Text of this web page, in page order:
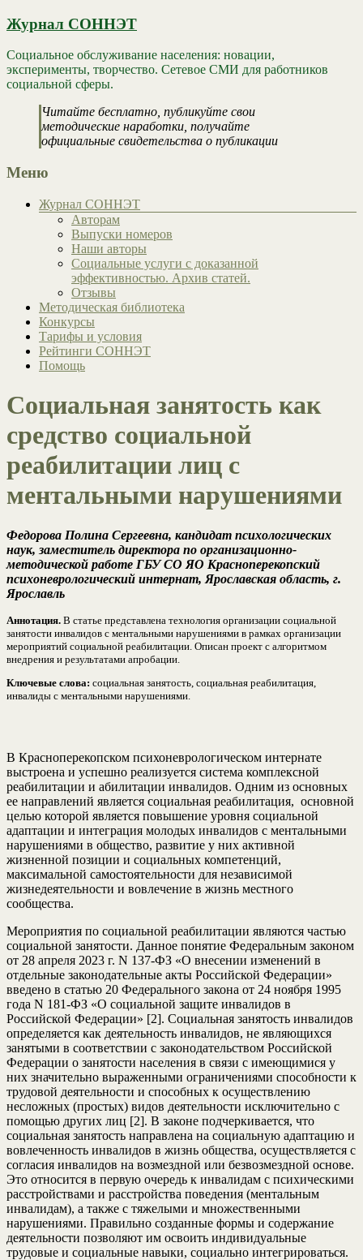
Журнал СОННЭТ
Социальное обслуживание населения: новации,
эксперименты, творчество. Сетевое СМИ для работников
социальной сферы.
Читайте бесплатно, публикуйте свои
методические наработки, получайте
официальные свидетельства о публикации
Меню
Журнал СОННЭТ
Авторам
Выпуски номеров
Наши авторы
Социальные услуги с доказанной
эффективностью. Архив статей.
Отзывы
Методическая библиотека
Конкурсы
Тарифы и условия
Рейтинги СОННЭТ
Помощь
Социальная занятость как
средство социальной
реабилитации лиц с
ментальными нарушениями
Федорова Полина Сергеевна, кандидат психологических
наук, заместитель директора по организационно-
методической работе ГБУ СО ЯО Красноперекопский
психоневрологический интернат, Ярославская область, г.
Ярославль
Аннотация. В статье представлена технология организации социальной
занятости инвалидов с ментальными нарушениями в рамках организации
мероприятий социальной реабилитации. Описан проект с алгоритмом
внедрения и результатами апробации.
Ключевые слова: социальная занятость, социальная реабилитация,
инвалиды с ментальными нарушениями.
В Красноперекопском психоневрологическом интернате
выстроена и успешно реализуется система комплексной
реабилитации и абилитации инвалидов. Одним из основных
ее направлений является социальная реабилитация, основной
целью которой является повышение уровня социальной
адаптации и интеграция молодых инвалидов с ментальными
нарушениями в общество, развитие у них активной
жизненной позиции и социальных компетенций,
максимальной самостоятельности для независимой
жизнедеятельности и вовлечение в жизнь местного
сообщества.
Мероприятия по социальной реабилитации являются частью
социальной занятости. Данное понятие Федеральным законом
от 28 апреля 2023 г. N 137-ФЗ «О внесении изменений в
отдельные законодательные акты Российской Федерации»
введено в статью 20 Федерального закона от 24 ноября 1995
года N 181-ФЗ «О социальной защите инвалидов в
Российской Федерации» [2]. Cоциальная занятость инвалидов
определяется как деятельность инвалидов, не являющихся
занятыми в соответствии с законодательством Российской
Федерации о занятости населения в связи с имеющимися у
них значительно выраженными ограничениями способности к
трудовой деятельности и способных к осуществлению
несложных (простых) видов деятельности исключительно с
помощью других лиц [2]. В законе подчеркивается, что
социальная занятость направлена на социальную адаптацию и
вовлеченность инвалидов в жизнь общества, осуществляется с
согласия инвалидов на возмездной или безвозмездной основе.
Это относится в первую очередь к инвалидам с психическими
расстройствами и расстройства поведения (ментальным
инвалидам), а также с тяжелыми и множественными
нарушениями. Правильно созданные формы и содержание
деятельности позволяют им освоить индивидуальные
трудовые и социальные навыки, социально интегрироваться.